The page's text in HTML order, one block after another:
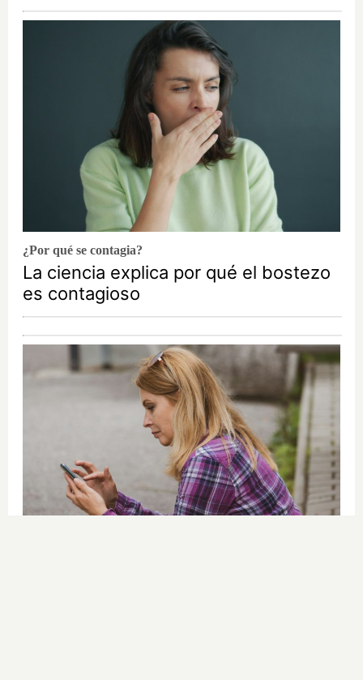
¿Por qué se contagia?
La ciencia explica por qué el bostezo
es contagioso